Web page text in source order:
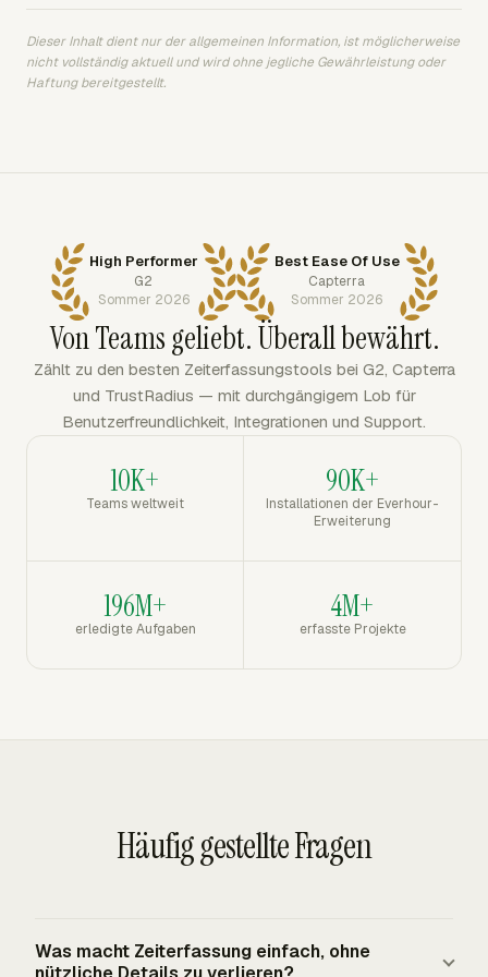
Dieser Inhalt dient nur der allgemeinen Information, ist möglicherweise
nicht vollständig aktuell und wird ohne jegliche Gewährleistung oder
Haftung bereitgestellt.
High Performer
G2
Sommer 2026
Best Ease Of Use
Capterra
Sommer 2026
Von Teams geliebt. Überall bewährt.
Zählt zu den besten Zeiterfassungstools bei G2, Capterra
und TrustRadius — mit durchgängigem Lob für
Benutzerfreundlichkeit, Integrationen und Support.
10K+
Teams weltweit
90K+
Installationen der Everhour-
Erweiterung
196M+
erledigte Aufgaben
4M+
erfasste Projekte
Häufig gestellte Fragen
Was macht Zeiterfassung einfach, ohne